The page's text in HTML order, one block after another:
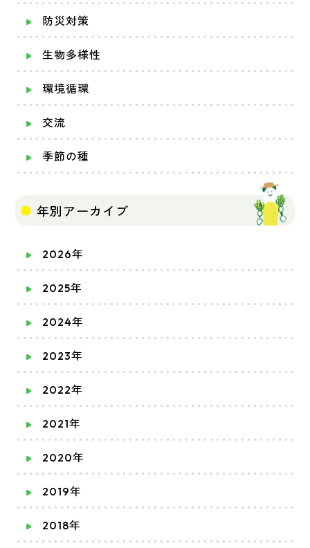
防災対策
生物多様性
環境循環
交流
季節の種
年別アーカイブ
2026年
2025年
2024年
2023年
2022年
2021年
2020年
2019年
2018年